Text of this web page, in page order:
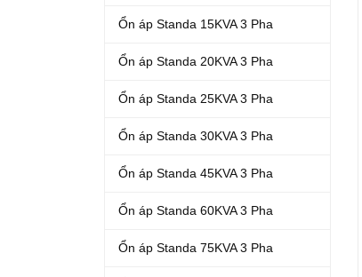
Ổn áp Standa 15KVA 3 Pha
Ổn áp Standa 20KVA 3 Pha
Ổn áp Standa 25KVA 3 Pha
Ổn áp Standa 30KVA 3 Pha
Ổn áp Standa 45KVA 3 Pha
Ổn áp Standa 60KVA 3 Pha
Ổn áp Standa 75KVA 3 Pha